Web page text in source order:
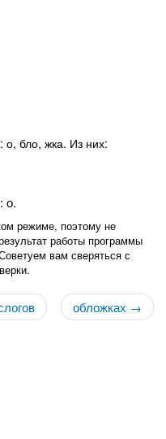
о, бло, жка. Из них:
о.
режиме, поэтому не
работы программы
вам сверяться с
обложках →